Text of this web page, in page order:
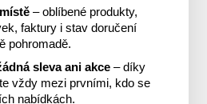
– oblíbené produkty,
faktury i stav doručení
pohromadě.
sleva ani akce – díky
vždy mezi prvními, kdo se
nabídkách.